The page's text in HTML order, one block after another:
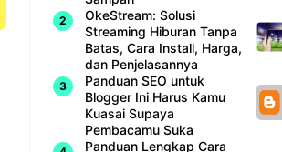
OkeStream: Solusi
Streaming Hiburan Tanpa
Batas, Cara Install, Harga,
dan Penjelasannya
Panduan SEO untuk
Blogger Ini Harus Kamu
Kuasai Supaya
Pembacamu Suka
Panduan Lengkap Cara